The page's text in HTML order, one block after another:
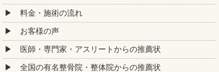
料金・施術の流れ
お客様の声
医師・専門家・アスリートからの推薦状
全国の有名整骨院・整体院からの推薦状